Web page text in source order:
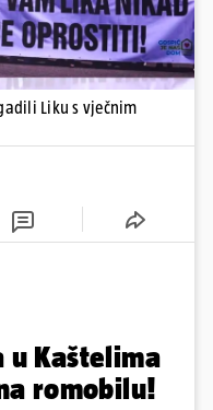
Liku s vječnim
u Kaštelima
romobilu!